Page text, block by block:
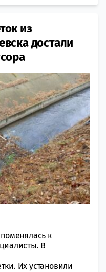
из
достали
к
В
Их установили